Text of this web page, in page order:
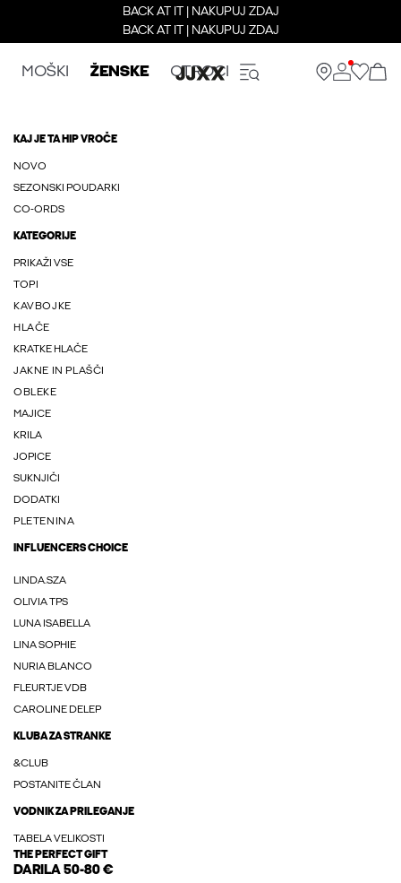
BACK AT IT | NAKUPUJ ZDAJ
BACK AT IT | NAKUPUJ ZDAJ
MOŠKI ŽENSKE OTROCI
KAJ JE TA HIP VROČE
NOVO
SEZONSKI POUDARKI
CO-ORDS
KATEGORIJE
PRIKAŽI VSE
TOPI
KAVBOJKE
HLAČE
KRATKE HLAČE
JAKNE IN PLAŠČI
OBLEKE
MAJICE
KRILA
JOPICE
SUKNJIČI
DODATKI
PLETENINA
INFLUENCERS CHOICE
LINDA.SZA
OLIVIA TPS
LUNA ISABELLA
LINA SOPHIE
NURIA BLANCO
FLEURTJE VDB
CAROLINE DELEP
KLUBA ZA STRANKE
&CLUB
POSTANITE ČLAN
VODNIK ZA PRILEGANJE
TABELA VELIKOSTI
THE PERFECT GIFT
DARILA 50-80 €